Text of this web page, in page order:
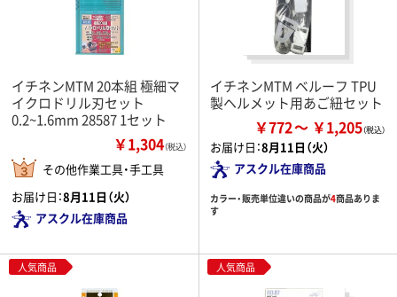
イチネンMTM 20本組 極細マ
イクロドリル刃セット
0.2~1.6mm 28587 1セット
￥1,304（税込）
その他作業工具・手工具
お届け日：8月11日（火）
アスクル在庫商品
イチネンMTM ベルーフ TPU
製ヘルメット用あご紐セット
￥772 ￥1,205
お届け日：8月11日（火）
アスクル在庫商品
カラー・販売単位違いの商品が4商品ありま
す
人気商品 人気商品